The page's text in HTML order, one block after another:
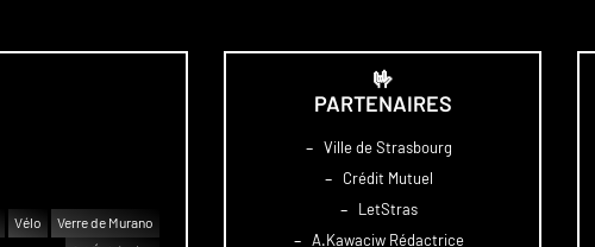
Vélo
Verre de Murano
🤟
PARTENAIRES
– Ville de Strasbourg
– Crédit Mutuel
– LetStras
– A.Kawaciw Rédactrice